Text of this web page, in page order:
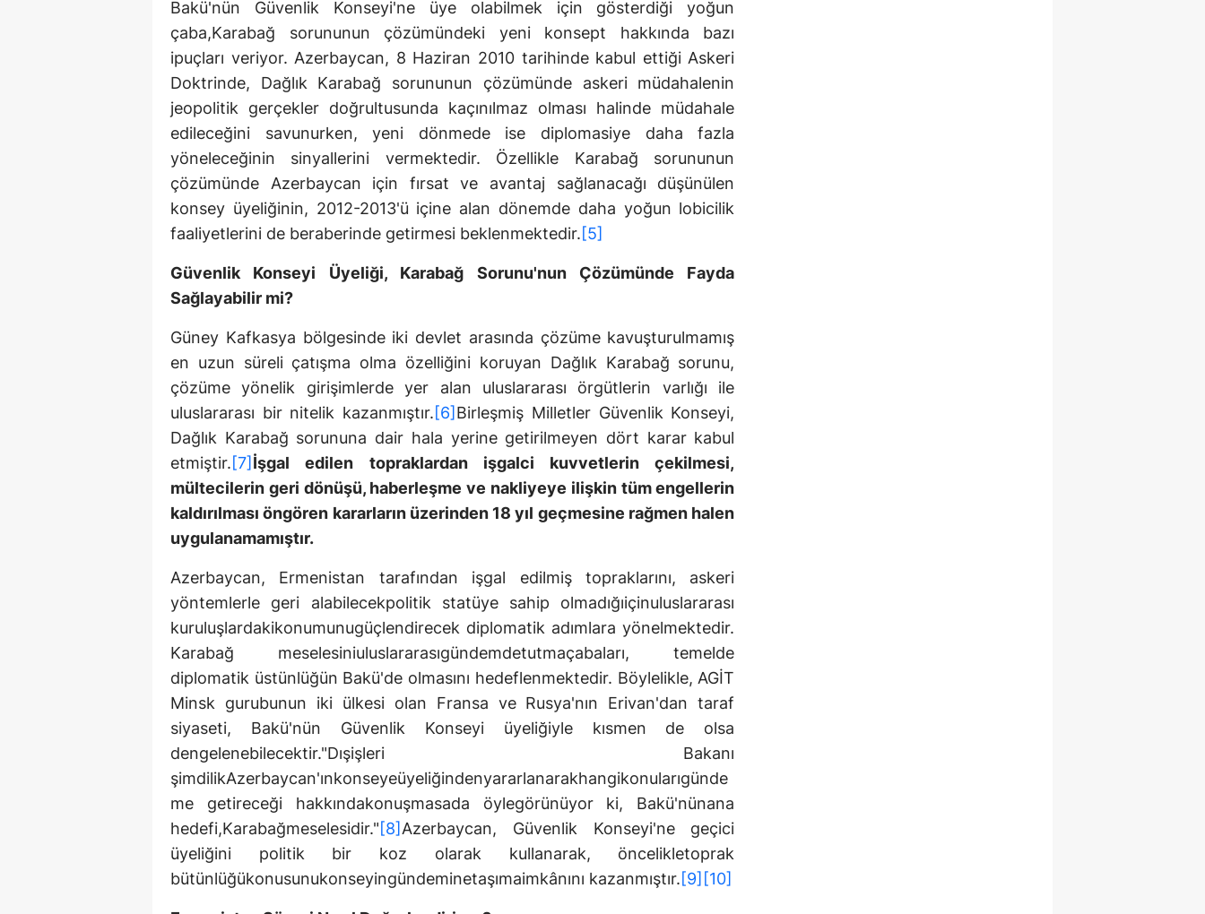
Bakü'nün Güvenlik Konseyi'ne üye olabilmek için gösterdiği yoğun
çaba,Karabağ sorununun çözümündeki yeni konsept hakkında bazı
ipuçları veriyor. Azerbaycan, 8 Haziran 2010 tarihinde kabul ettiği Askeri
Doktrinde, Dağlık Karabağ sorununun çözümünde askeri müdahalenin
jeopolitik gerçekler doğrultusunda kaçınılmaz olması halinde müdahale
edileceğini savunurken, yeni dönmede ise diplomasiye daha fazla
yöneleceğinin sinyallerini vermektedir. Özellikle Karabağ sorununun
çözümünde Azerbaycan için fırsat ve avantaj sağlanacağı düşünülen
konsey üyeliğinin, 2012-2013'ü içine alan dönemde daha yoğun lobicilik
faaliyetlerini de beraberinde getirmesi beklenmektedir.[5]
Güvenlik Konseyi Üyeliği, Karabağ Sorunu'nun Çözümünde Fayda
Sağlayabilir mi?
Güney Kafkasya bölgesinde iki devlet arasında çözüme kavuşturulmamış
en uzun süreli çatışma olma özelliğini koruyan Dağlık Karabağ sorunu,
çözüme yönelik girişimlerde yer alan uluslararası örgütlerin varlığı ile
uluslararası bir nitelik kazanmıştır.[6] Birleşmiş Milletler Güvenlik Konseyi,
Dağlık Karabağ sorununa dair hala yerine getirilmeyen dört karar kabul
etmiştir.[7] İşgal edilen topraklardan işgalci kuvvetlerin çekilmesi,
mültecilerin geri dönüşü, haberleşme ve nakliyeye ilişkin tüm engellerin
kaldırılması öngören kararların üzerinden 18 yıl geçmesine rağmen halen
uygulanamamıştır.
Azerbaycan, Ermenistan tarafından işgal edilmiş topraklarını, askeri
yöntemlerle geri alabilecekpolitik statüye sahip olmadığıiçinuluslararası
kuruluşlardakikonumunugüçlendirecek diplomatik adımlara yönelmektedir.
Karabağ meselesiniuluslararasıgündemdetutmaçabaları, temelde
diplomatik üstünlüğün Bakü'de olmasını hedeflenmektedir. Böylelikle, AGİT
Minsk gurubunun iki ülkesi olan Fransa ve Rusya'nın Erivan'dan taraf
siyaseti, Bakü'nün Güvenlik Konseyi üyeliğiyle kısmen de olsa
dengelenebilecektir."Dışişleri Bakanı
şimdilikAzerbaycan'ınkonseyeüyeliğindenyararlanarakhangikonularıgünde
me getireceği hakkındakonuşmasada öylegörünüyor ki, Bakü'nünana
hedefi,Karabağmeselesidir."[8]Azerbaycan, Güvenlik Konseyi'ne geçici
üyeliğini politik bir koz olarak kullanarak, öncelikletoprak
bütünlüğükonusunukonseyingündeminetaşımaimkânını kazanmıştır.[9] [10]